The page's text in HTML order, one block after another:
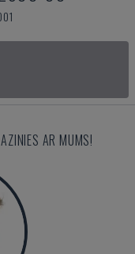
AR MUMS!